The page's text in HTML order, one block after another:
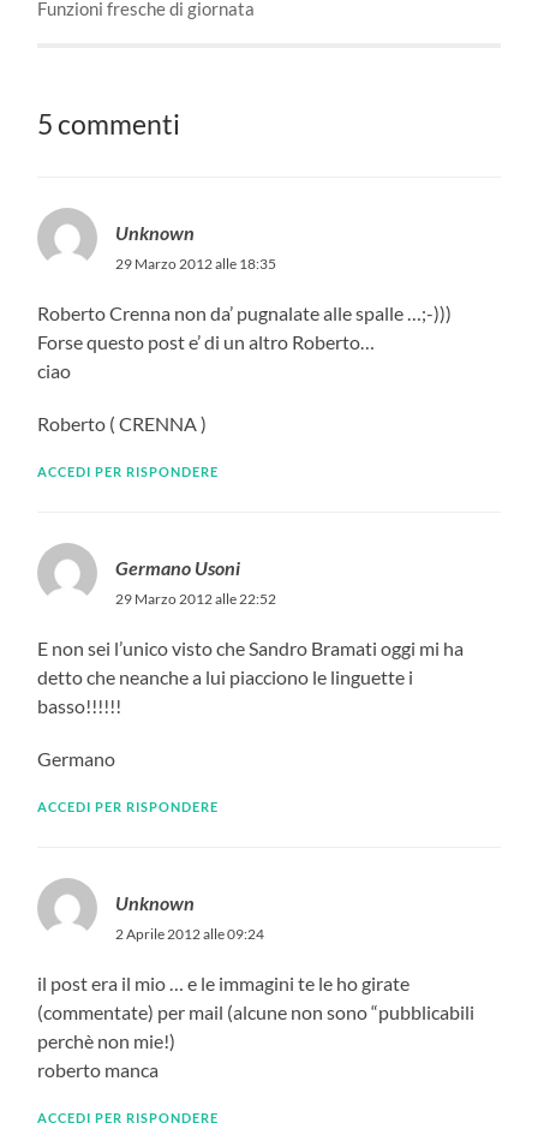
Funzioni fresche di giornata
5 commenti
Unknown
29 Marzo 2012 alle 18:35
Roberto Crenna non da’ pugnalate alle spalle …;-)))
Forse questo post e’ di un altro Roberto…
ciao
Roberto ( CRENNA )
ACCEDI PER RISPONDERE
Germano Usoni
29 Marzo 2012 alle 22:52
E non sei l’unico visto che Sandro Bramati oggi mi ha
detto che neanche a lui piacciono le linguette i
basso!!!!!!
Germano
ACCEDI PER RISPONDERE
Unknown
2 Aprile 2012 alle 09:24
il post era il mio … e le immagini te le ho girate
(commentate) per mail (alcune non sono “pubblicabili
perchè non mie!)
roberto manca
ACCEDI PER RISPONDERE